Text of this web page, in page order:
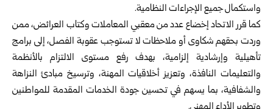
واستكمال جميع الإجراءات النظامية.
كما قرر الاتحاد إخضاع عدد من معقبي المعاملات وكتاب العرائض، ممن
وردت بحقهم شكاوى أو ملاحظات لا تستوجب عقوبة الفصل، إلى برامج
تأهيلية وإرشادية إلزامية، بهدف رفع مستوى الالتزام بالأنظمة
والتعليمات النافذة، وتعزيز أخلاقيات المهنة، وترسيخ مبادئ النزاهة
والشفافية، بما يسهم في تحسين جودة الخدمات المقدمة للمواطنين